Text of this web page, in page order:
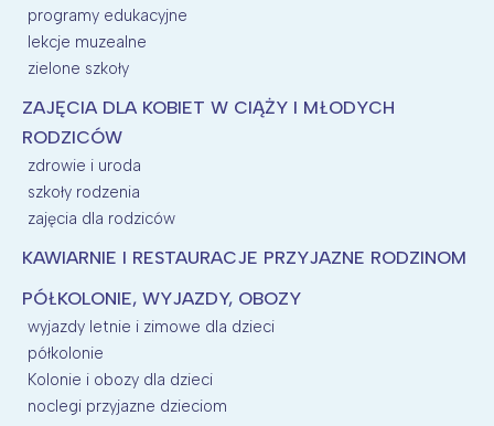
programy edukacyjne
lekcje muzealne
zielone szkoły
ZAJĘCIA DLA KOBIET W CIĄŻY I MŁODYCH
RODZICÓW
zdrowie i uroda
szkoły rodzenia
zajęcia dla rodziców
KAWIARNIE I RESTAURACJE PRZYJAZNE RODZINOM
PÓŁKOLONIE, WYJAZDY, OBOZY
wyjazdy letnie i zimowe dla dzieci
półkolonie
Kolonie i obozy dla dzieci
noclegi przyjazne dzieciom